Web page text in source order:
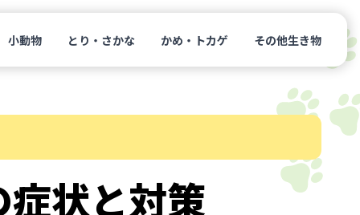
小動物 とり・さかな かめ・トカゲ その他生き物
状と対策